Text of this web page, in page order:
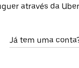
através da
Já tem uma